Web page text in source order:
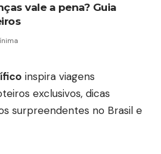
vale a pena? Guia
inspira viagens
exclusivos, dicas
surpreendentes no Brasil e